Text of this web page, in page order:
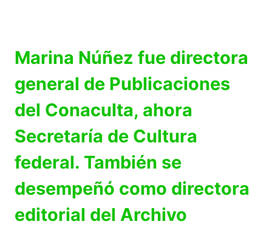
Marina Núñez fue directora
general de Publicaciones
del Conaculta, ahora
Secretaría de Cultura
federal. También se
desempeñó como directora
editorial del Archivo